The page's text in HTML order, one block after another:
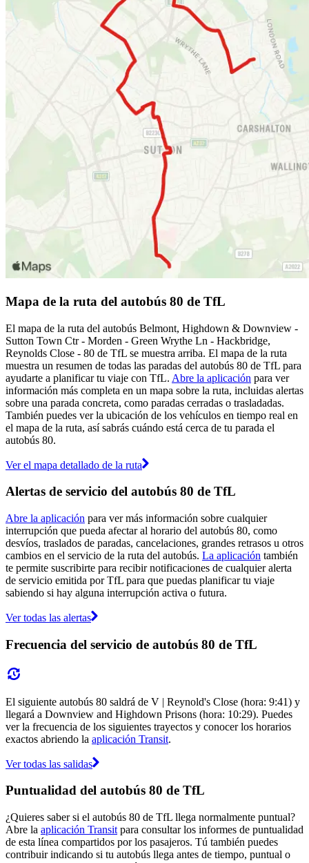
Mapa de la ruta del autobús 80 de TfL
El mapa de la ruta del autobús Belmont, Highdown & Downview -
Sutton Town Ctr - Morden - Green Wrythe Ln - Hackbridge,
Reynolds Close - 80 de TfL se muestra arriba. El mapa de la ruta
muestra un resumen de todas las paradas del autobús 80 de TfL para
ayudarte a planificar tu viaje con TfL. Abre la aplicación para ver
información más completa en un mapa sobre la ruta, incluidas alertas
sobre una parada concreta, como paradas cerradas o trasladadas.
También puedes ver la ubicación de los vehículos en tiempo real en
el mapa de la ruta, así sabrás cuándo está cerca de tu parada el
autobús 80.
Ver el mapa detallado de la ruta
Alertas de servicio del autobús 80 de TfL
Abre la aplicación para ver más información sobre cualquier
interrupción que pueda afectar al horario del autobús 80, como
desvíos, traslados de paradas, cancelaciones, grandes retrasos u otros
cambios en el servicio de la ruta del autobús. La aplicación también
te permite suscribirte para recibir notificaciones de cualquier alerta
de servicio emitida por TfL para que puedas planificar tu viaje
sabiendo si hay alguna interrupción activa o futura.
Ver todas las alertas
Frecuencia del servicio de autobús 80 de TfL
El siguiente autobús 80 saldrá de V | Reynold's Close (hora: 9:41) y
llegará a Downview and Highdown Prisons (hora: 10:29). Puedes
ver la frecuencia de los siguientes trayectos y conocer los horarios
exactos abriendo la aplicación Transit.
Ver todas las salidas
Puntualidad del autobús 80 de TfL
¿Quieres saber si el autobús 80 de TfL llega normalmente puntual?
Abre la aplicación Transit para consultar los informes de puntualidad
de esta línea compartidos por los pasajeros. Tú también puedes
contribuir indicando si tu autobús llega antes de tiempo, puntual o